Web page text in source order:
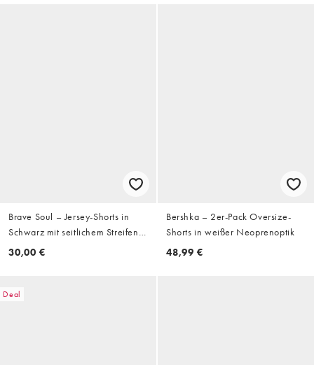
Brave Soul – Jersey-Shorts in
Schwarz mit seitlichem Streifen
und Tunnelzug
30,00 €
Bershka – 2er-Pack Oversize-
Shorts in weißer Neoprenoptik
48,99 €
Deal